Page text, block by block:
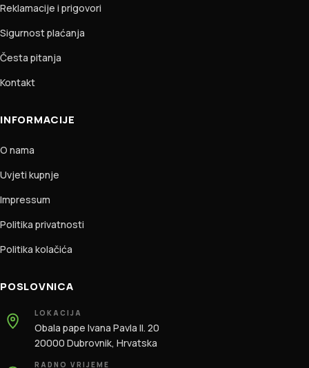
Reklamacije i prigovori
Sigurnost plaćanja
Česta pitanja
Kontakt
INFORMACIJE
O nama
Uvjeti kupnje
Impressum
Politika privatnosti
Politika kolačića
POSLOVNICA
LOKACIJA
Obala pape Ivana Pavla II. 20
20000 Dubrovnik, Hrvatska
RADNO VRIJEME